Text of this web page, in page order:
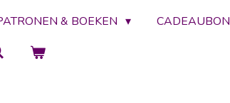
& BOEKEN
CADEAUBON